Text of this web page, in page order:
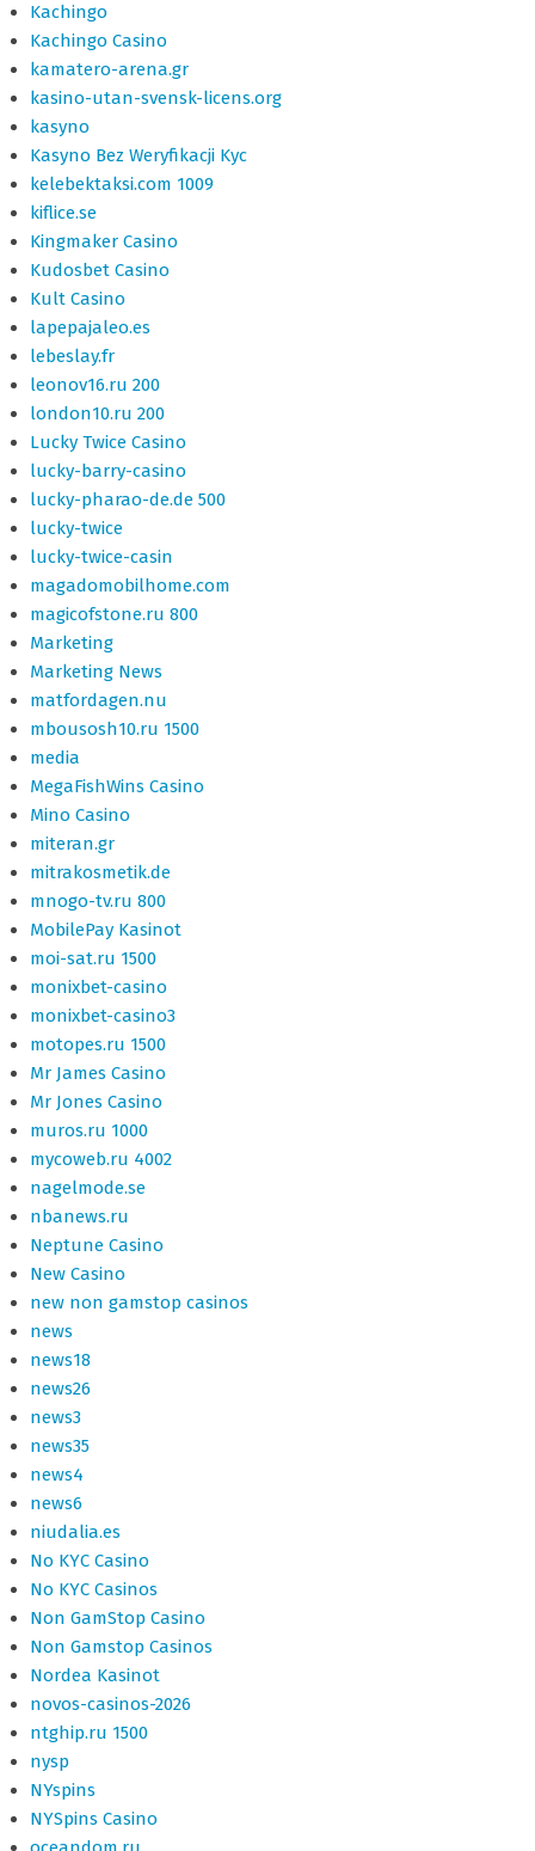
Kachingo
Kachingo Casino
kamatero-arena.gr
kasino-utan-svensk-licens.org
kasyno
Kasyno Bez Weryfikacji Kyc
kelebektaksi.com 1009
kiflice.se
Kingmaker Casino
Kudosbet Casino
Kult Casino
lapepajaleo.es
lebeslay.fr
leonov16.ru 200
london10.ru 200
Lucky Twice Casino
lucky-barry-casino
lucky-pharao-de.de 500
lucky-twice
lucky-twice-casin
magadomobilhome.com
magicofstone.ru 800
Marketing
Marketing News
matfordagen.nu
mbousosh10.ru 1500
media
MegaFishWins Casino
Mino Casino
miteran.gr
mitrakosmetik.de
mnogo-tv.ru 800
MobilePay Kasinot
moi-sat.ru 1500
monixbet-casino
monixbet-casino3
motopes.ru 1500
Mr James Casino
Mr Jones Casino
muros.ru 1000
mycoweb.ru 4002
nagelmode.se
nbanews.ru
Neptune Casino
New Casino
new non gamstop casinos
news
news18
news26
news3
news35
news4
news6
niudalia.es
No KYC Casino
No KYC Casinos
Non GamStop Casino
Non Gamstop Casinos
Nordea Kasinot
novos-casinos-2026
ntghip.ru 1500
nysp
NYspins
NYSpins Casino